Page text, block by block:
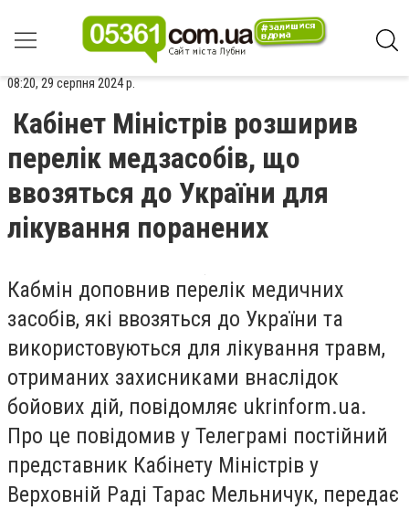
08:20, 29 серпня 2024 р.
Кабінет Міністрів розширив
перелік медзасобів, що
ввозяться до України для
лікування поранених
Кабмін доповнив перелік медичних
засобів, які ввозяться до України та
використовуються для лікування травм,
отриманих захисниками внаслідок
бойових дій, повідомляє ukrinform.ua.
Про це повідомив у Телеграмі постійний
представник Кабінету Міністрів у
Верховній Раді Тарас Мельничук, передає